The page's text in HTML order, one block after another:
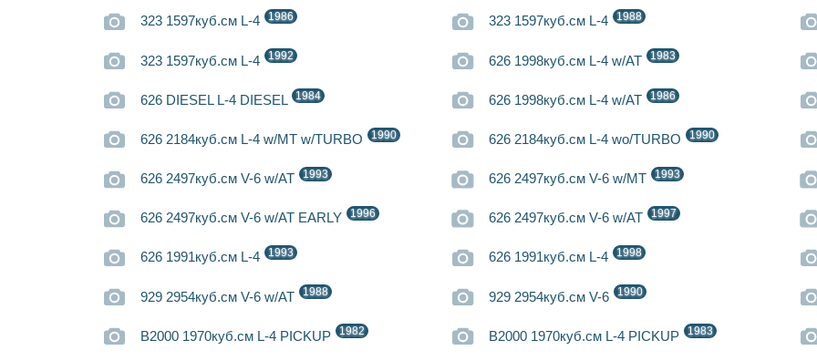
323 1597куб.см L-4 1986 323 1597куб.см L-4 1988
323 1597куб.см L-4 1992 626 1998куб.см L-4 w/AT 1983
626 DIESEL L-4 DIESEL 1984 626 1998куб.см L-4 w/AT 1986
626 2184куб.см L-4 w/MT w/TURBO 1990 626 2184куб.см L-4 wo/TURBO 1990
626 2497куб.см V-6 w/AT 1993 626 2497куб.см V-6 w/MT 1993
626 2497куб.см V-6 w/AT EARLY 1996 626 2497куб.см V-6 w/AT 1997
626 1991куб.см L-4 1993 626 1991куб.см L-4 1998
929 2954куб.см V-6 w/AT 1988 929 2954куб.см V-6 1990
B2000 1970куб.см L-4 PICKUP 1982 B2000 1970куб.см L-4 PICKUP 1983